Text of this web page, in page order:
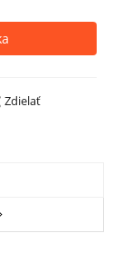
Zdielať